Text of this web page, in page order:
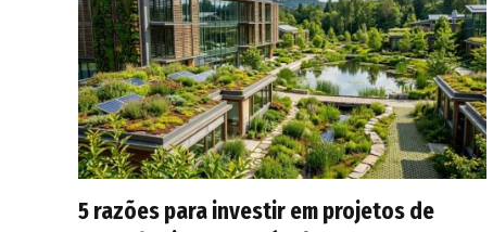
5 razões para investir em projetos de